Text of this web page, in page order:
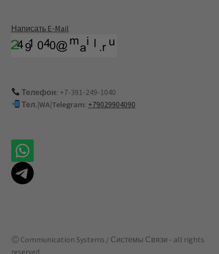
Написать E-Mail
Телефон: +7-391-249-1040
Тел.|WA|Telegram: +79029904090
Ⓒ Communication Systems / Системы Связи - all rights
reserved